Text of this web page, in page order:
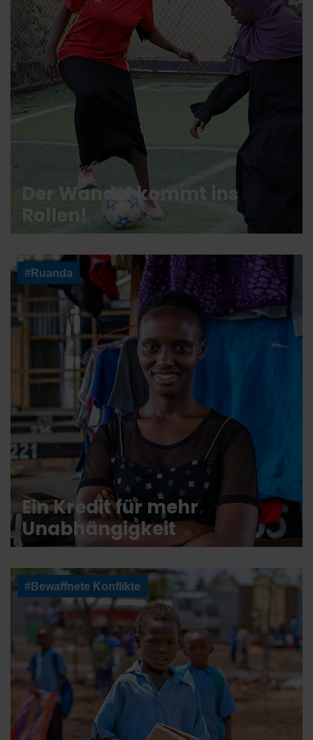
Der Wandel kommt ins
Rollen!
#Ruanda
Ein Kredit für mehr
Unabhängigkeit
#Bewaffnete Konflikte